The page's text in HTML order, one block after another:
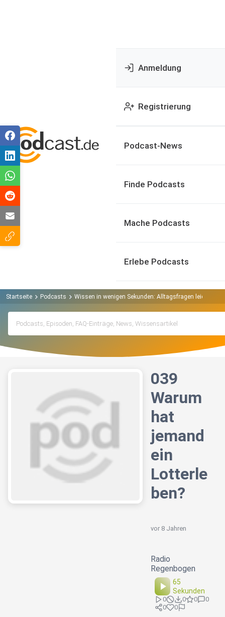
Anmeldung
Registrierung
Podcast-News
Finde Podcasts
Mache Podcasts
Erlebe Podcasts
Startseite Podcasts Wissen in wenigen Sekunden: Alltagsfragen leicht
039
Warum
hat
jemand
ein
Lotterle
ben?
vor 8 Jahren
Radio
Regenbogen
65
Sekunden
0 0 0
0
0
0